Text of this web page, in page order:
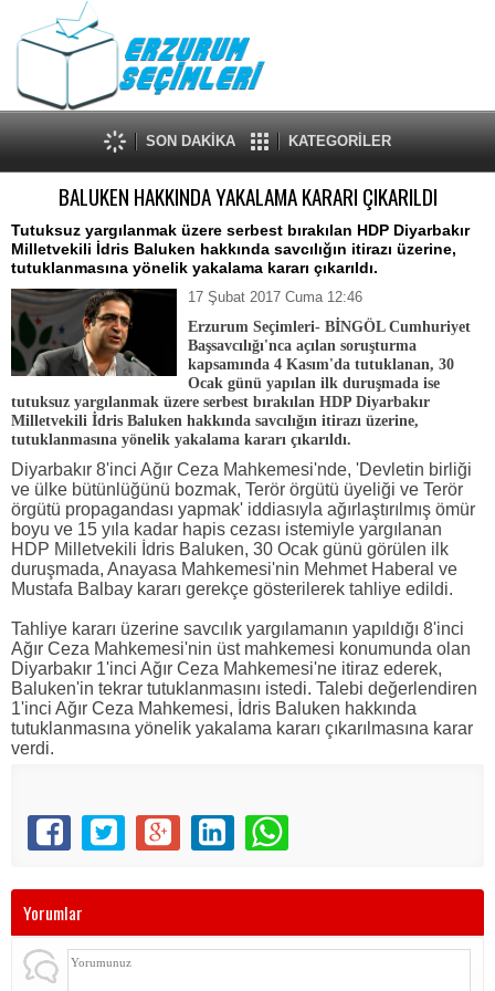
SON DAKİKA KATEGORİLER
BALUKEN HAKKINDA YAKALAMA KARARI ÇIKARILDI
Tutuksuz yargılanmak üzere serbest bırakılan HDP Diyarbakır
Milletvekili İdris Baluken hakkında savcılığın itirazı üzerine,
tutuklanmasına yönelik yakalama kararı çıkarıldı.
17 Şubat 2017 Cuma 12:46
Erzurum Seçimleri- BİNGÖL Cumhuriyet
Başsavcılığı'nca açılan soruşturma
kapsamında 4 Kasım'da tutuklanan, 30
Ocak günü yapılan ilk duruşmada ise
tutuksuz yargılanmak üzere serbest bırakılan HDP Diyarbakır
Milletvekili İdris Baluken hakkında savcılığın itirazı üzerine,
tutuklanmasına yönelik yakalama kararı çıkarıldı.
Diyarbakır 8'inci Ağır Ceza Mahkemesi'nde, 'Devletin birliği
ve ülke bütünlüğünü bozmak, Terör örgütü üyeliği ve Terör
örgütü propagandası yapmak' iddiasıyla ağırlaştırılmış ömür
boyu ve 15 yıla kadar hapis cezası istemiyle yargılanan
HDP Milletvekili İdris Baluken, 30 Ocak günü görülen ilk
duruşmada, Anayasa Mahkemesi'nin Mehmet Haberal ve
Mustafa Balbay kararı gerekçe gösterilerek tahliye edildi.
Tahliye kararı üzerine savcılık yargılamanın yapıldığı 8'inci
Ağır Ceza Mahkemesi'nin üst mahkemesi konumunda olan
Diyarbakır 1'inci Ağır Ceza Mahkemesi'ne itiraz ederek,
Baluken'in tekrar tutuklanmasını istedi. Talebi değerlendiren
1'inci Ağır Ceza Mahkemesi, İdris Baluken hakkında
tutuklanmasına yönelik yakalama kararı çıkarılmasına karar
verdi.
Yorumlar